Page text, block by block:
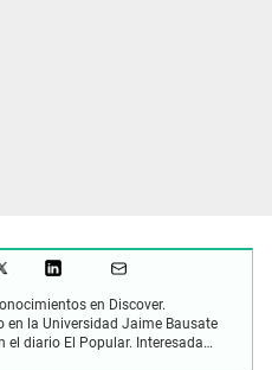
en Discover.
en la Universidad Jaime Bausate
el diario El Popular. Interesada